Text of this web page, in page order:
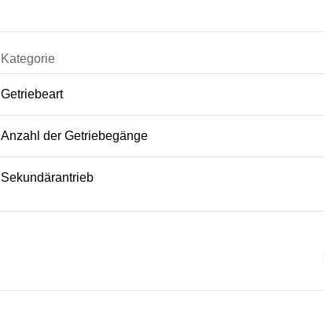
Kategorie
Getriebeart
Anzahl der Getriebegänge
Sekundärantrieb